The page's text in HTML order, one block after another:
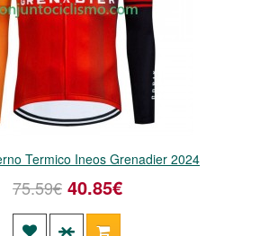
Termico Ineos Grenadier 2024
75.59€ 40.85€